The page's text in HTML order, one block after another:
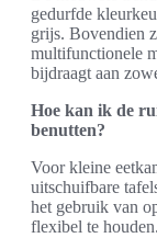
gedurfde
grijs. Bovendien
multifunctionele
bijdraagt aan
Hoe kan ik de
benutten?
Voor kleine
uitschuifbare
het gebruik van
flexibel te houden.